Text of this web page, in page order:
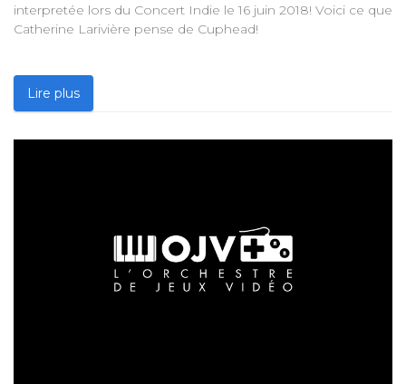
interpretée lors du Concert Indie le 16 juin 2018! Voici ce que
Catherine Larivière pense de Cuphead!
Lire plus